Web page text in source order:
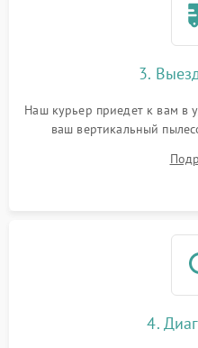
3.
Наш курьер приедет к вам в
ваш вертикальный
4.